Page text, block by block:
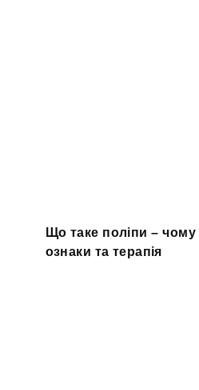
Що таке поліпи – чому
ознаки та терапія